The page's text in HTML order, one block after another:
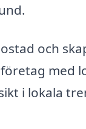
och
med
i lokala